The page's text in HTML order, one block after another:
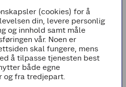
07:00 - 21:00
08:00 - 20:00
(cookies) for å
din, levere personlig
og innhold samt måle
vår. Noen er
skal fungere, mens
å tilpasse tjenesten best
både egne
og fra tredjepart.